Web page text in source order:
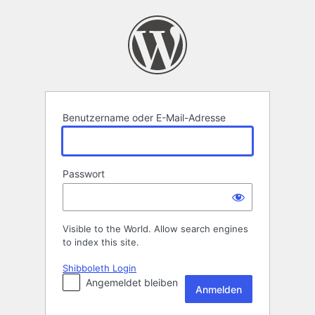
Benutzername oder E-Mail-Adresse
Passwort
Visible to the World. Allow search engines
to index this site.
Shibboleth Login
Angemeldet bleiben